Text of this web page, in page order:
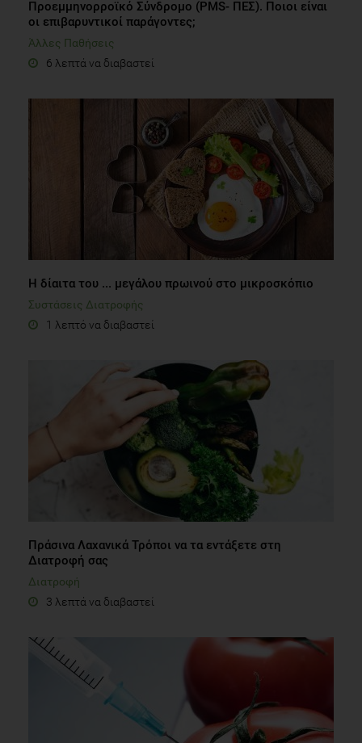
Προεμμηνορροϊκό Σύνδρομο (PMS- ΠΕΣ). Ποιοι είναι
οι επιβαρυντικοί παράγοντες;
Άλλες Παθήσεις
6 λεπτά να διαβαστεί
Η δίαιτα του ... μεγάλου πρωινού στο μικροσκόπιο
Συστάσεις Διατροφής
1 λεπτό να διαβαστεί
Πράσινα Λαχανικά Τρόποι να τα εντάξετε στη
Διατροφή σας
Διατροφή
3 λεπτά να διαβαστεί